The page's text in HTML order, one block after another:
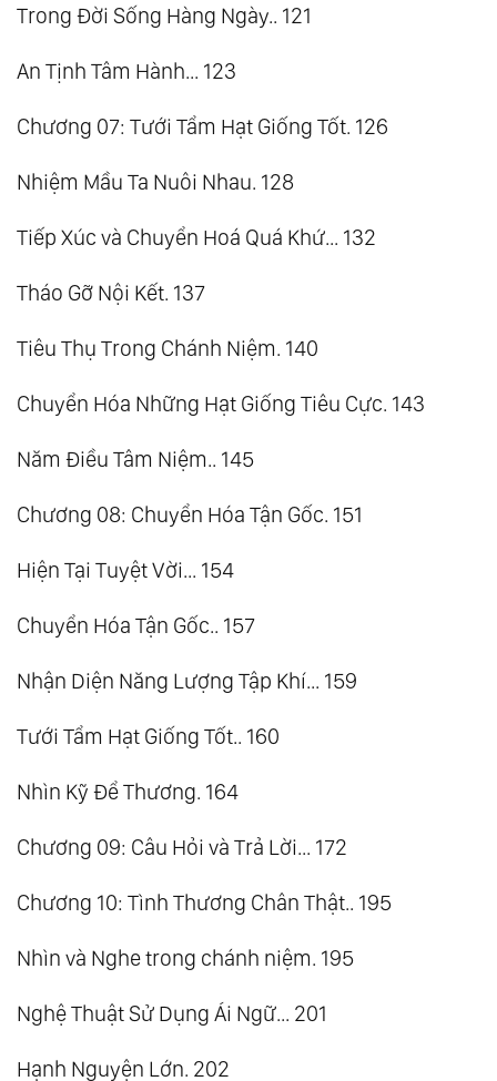
Trong Đời Sống Hàng Ngày.. 121
An Tịnh Tâm Hành... 123
Chương 07: Tưới Tẩm Hạt Giống Tốt. 126
Nhiệm Mầu Ta Nuôi Nhau. 128
Tiếp Xúc và Chuyển Hoá Quá Khứ... 132
Tháo Gỡ Nội Kết. 137
Tiêu Thụ Trong Chánh Niệm. 140
Chuyển Hóa Những Hạt Giống Tiêu Cực. 143
Năm Điều Tâm Niệm.. 145
Chương 08: Chuyển Hóa Tận Gốc. 151
Hiện Tại Tuyệt Vời... 154
Chuyển Hóa Tận Gốc.. 157
Nhận Diện Năng Lượng Tập Khí... 159
Tưới Tẩm Hạt Giống Tốt.. 160
Nhìn Kỹ Để Thương. 164
Chương 09: Câu Hỏi và Trả Lời... 172
Chương 10: Tình Thương Chân Thật.. 195
Nhìn và Nghe trong chánh niệm. 195
Nghệ Thuật Sử Dụng Ái Ngữ... 201
Hạnh Nguyện Lớn. 202